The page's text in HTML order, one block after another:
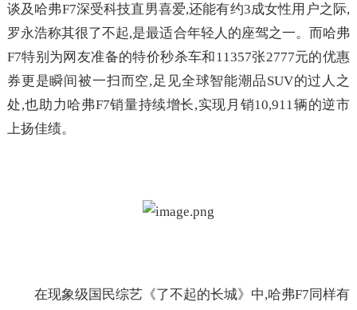
谈及哈弗F7深受科技直男喜爱,还能有约3成女性用户之际,
罗永浩称其很了不起,是最适合年轻人的座驾之一。而哈弗
F7特别为网友准备的特价秒杀车和11357张2777元的优惠
券更是瞬间被一扫而空,足见全球智能潮品SUV的过人之
处,也助力哈弗F7销量持续增长,实现月销10,911辆的逆市
上扬佳绩。
在现象级国民综艺《了不起的长城》中,哈弗F7同样有